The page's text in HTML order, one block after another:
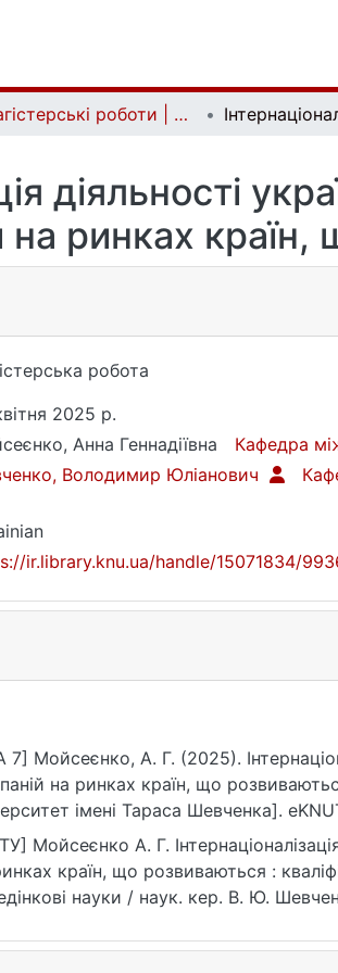
Магістерські роботи | Master's theses
діяльності
на ринках
робота
2025 р.
Анна Геннадіївна
Кафедра
Володимир Юліанович
ir.library.knu.ua/handle/15071834/
7] Мойсеєнко, А. Г. (2025).
на ринках країн, що
імені Тараса Шевченка].
Мойсеєнко А. Г.
країн, що розвиваються :
науки / наук. кер. В. Ю.